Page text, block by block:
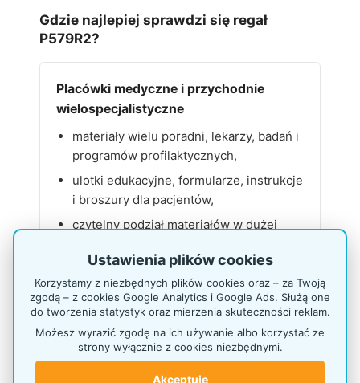
Gdzie najlepiej sprawdzi się regał
P579R2?
Placówki medyczne i przychodnie
wielospecjalistyczne
materiały wielu poradni, lekarzy, badań i
programów profilaktycznych,
ulotki edukacyjne, formularze, instrukcje
i broszury dla pacjentów,
czytelny podział materiałów w dużej
Banki, urzędy i punkty obsługi
mieszkańców
formularze, instrukcje, informacje o
Ustawienia plików cookies
Korzystamy z niezbędnych plików cookies oraz – za Twoją
zgodą – z cookies Google Analytics i Google Ads. Służą one
do tworzenia statystyk oraz mierzenia skuteczności reklam.
Możesz wyrazić zgodę na ich używanie albo korzystać ze
strony wyłącznie z cookies niezbędnymi.
Akceptuję